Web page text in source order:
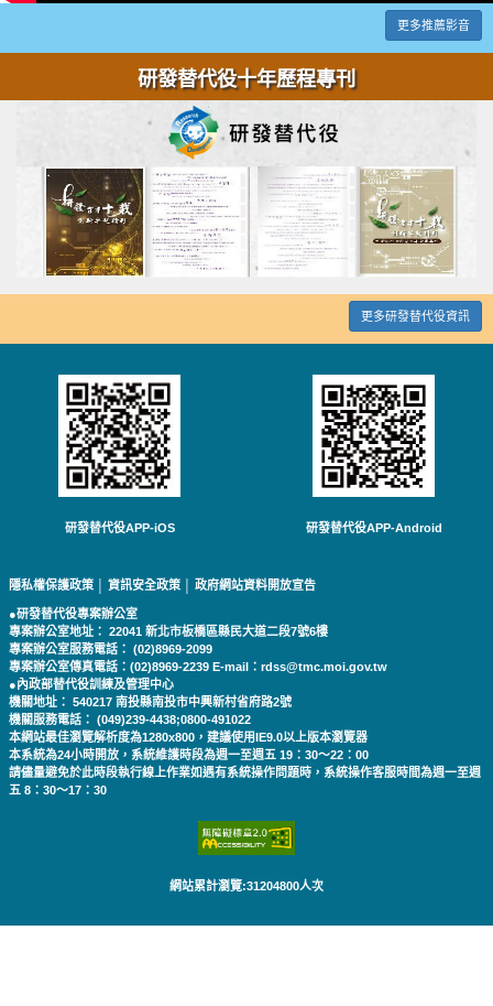
更多推薦影音
研發替代役十年歷程專刊
更多研發替代役資訊
研發替代役APP-iOS 研發替代役APP-Android
隱私權保護政策 資訊安全政策 政府網站資料開放宣告
●研發替代役專案辦公室
專案辦公室地址： 22041 新北市板橋區縣民大道二段7號6樓
專案辦公室服務電話： (02)8969-2099
專案辦公室傳真電話：(02)8969-2239 E-mail：rdss@tmc.moi.gov.tw
●內政部替代役訓練及管理中心
機關地址： 540217 南投縣南投市中興新村省府路2號
機關服務電話： (049)239-4438;0800-491022
本網站最佳瀏覽解析度為1280x800，建議使用IE9.0以上版本瀏覽器
本系統為24小時開放，系統維護時段為週一至週五 19：30～22：00
請儘量避免於此時段執行線上作業如遇有系統操作問題時，系統操作客服時間為週一至週
五 8：30～17：30
網站累計瀏覽:31204800人次